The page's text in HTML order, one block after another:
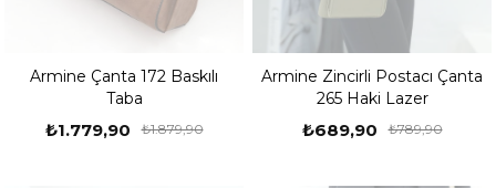
Armine Çanta 172 Baskılı
Taba
₺1.779,90 ₺1.879,90
Armine Zincirli Postacı Çanta
265 Haki Lazer
₺689,90 ₺789,90